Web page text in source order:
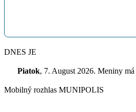
DNES JE
Piatok, 7. August 2026. Meniny má
Mobilný rozhlas MUNIPOLIS